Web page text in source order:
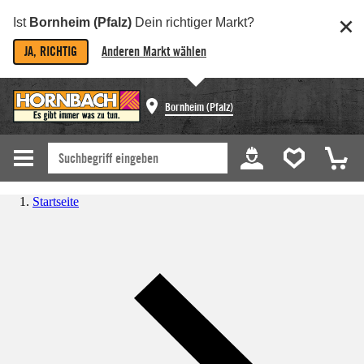
Ist Bornheim (Pfalz) Dein richtiger Markt?
JA, RICHTIG Anderen Markt wählen
Bornheim (Pfalz)
Startseite